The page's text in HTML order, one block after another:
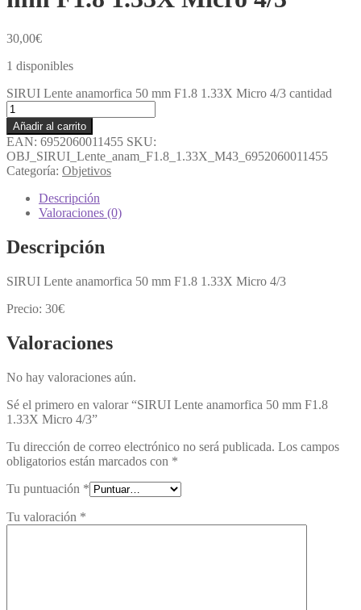
30,00€
1 disponibles
SIRUI Lente anamorfica 50 mm F1.8 1.33X Micro 4/3 cantidad
Añadir al carrito
EAN: 6952060011455 SKU:
OBJ_SIRUI_Lente_anam_F1.8_1.33X_M43_6952060011455
Categoría: Objetivos
Descripción
Valoraciones (0)
Descripción
SIRUI Lente anamorfica 50 mm F1.8 1.33X Micro 4/3
Precio: 30€
Valoraciones
No hay valoraciones aún.
Sé el primero en valorar “SIRUI Lente anamorfica 50 mm F1.8
1.33X Micro 4/3”
Tu dirección de correo electrónico no será publicada. Los campos
obligatorios están marcados con *
Tu puntuación *
Tu valoración *